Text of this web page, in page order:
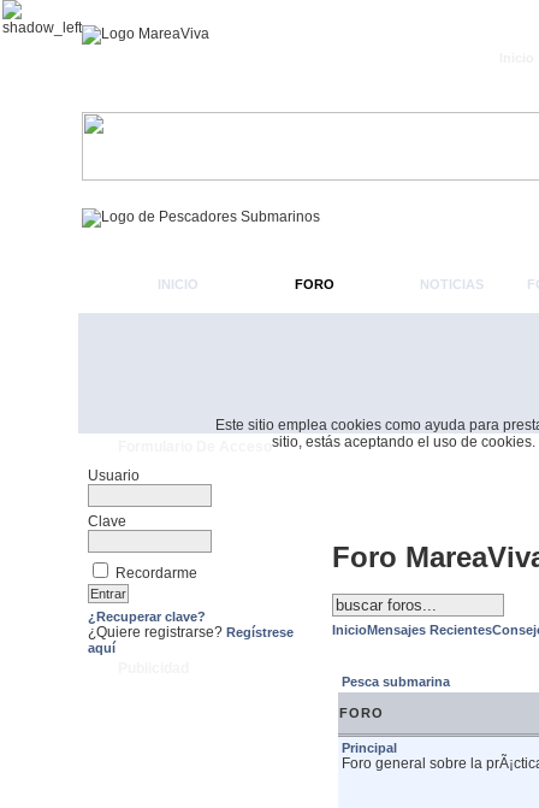
Este sitio emplea cookies como ayuda para
sitio, estás aceptando el uso de cookies.
INICIO FORO NOTICIAS
Usuario
Clave
Recordarme
¿Recuperar clave?
¿Quiere registrarse? Regístrese
aquí
Foro
InicioMensajes Recientes
Pesca submarina
FORO
Principal
Foro general sobre la